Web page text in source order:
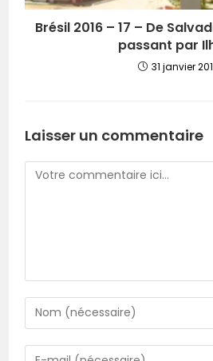
Brésil 2016 – 17 – De
passant par
31 janvier
Laisser un commentaire